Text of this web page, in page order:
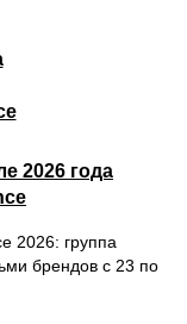
2026 года
2026: группа
брендов с 23 по